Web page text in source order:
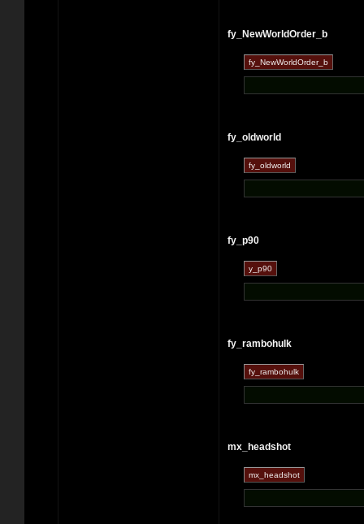
fy_NewWorldOrder_b
fy_oldworld
fy_p90
fy_rambohulk
mx_headshot